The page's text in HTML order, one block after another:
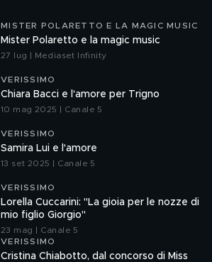
MISTER POLARETTO E LA MAGIC MUSIC
Mister Polaretto e la magic music
27 lug | Mediaset Infinity
VERISSIMO
Chiara Bacci e l'amore per Trigno
10 mag 2025 | Canale 5
VERISSIMO
Samira Lui e l'amore
13 set 2025 | Canale 5
VERISSIMO
Lorella Cuccarini: "La gioia per le nozze di
mio figlio Giorgio"
23 mag | Canale 5
VERISSIMO
Cristina Chiabotto, dal concorso di Miss